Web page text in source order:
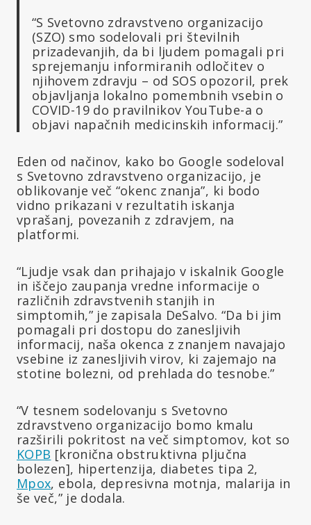
“S Svetovno zdravstveno organizacijo
(SZO) smo sodelovali pri številnih
prizadevanjih, da bi ljudem pomagali pri
sprejemanju informiranih odločitev o
njihovem zdravju – od SOS opozoril, prek
objavljanja lokalno pomembnih vsebin o
COVID-19 do pravilnikov YouTube-a o
objavi napačnih medicinskih informacij.”
Eden od načinov, kako bo Google sodeloval
s Svetovno zdravstveno organizacijo, je
oblikovanje več “okenc znanja”, ki bodo
vidno prikazani v rezultatih iskanja
vprašanj, povezanih z zdravjem, na
platformi.
“Ljudje vsak dan prihajajo v iskalnik Google
in iščejo zaupanja vredne informacije o
različnih zdravstvenih stanjih in
simptomih,” je zapisala DeSalvo. “Da bi jim
pomagali pri dostopu do zanesljivih
informacij, naša okenca z znanjem navajajo
vsebine iz zanesljivih virov, ki zajemajo na
stotine bolezni, od prehlada do tesnobe.”
“V tesnem sodelovanju s Svetovno
zdravstveno organizacijo bomo kmalu
razširili pokritost na več simptomov, kot so
KOPB [kronična obstruktivna pljučna
bolezen], hipertenzija, diabetes tipa 2,
Mpox, ebola, depresivna motnja, malarija in
še več,” je dodala.